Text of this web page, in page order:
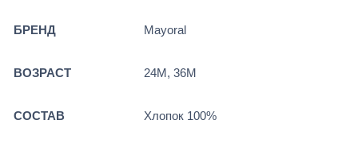
БРЕНД Mayoral
ВОЗРАСТ 24М, 36М
СОСТАВ Хлопок 100%